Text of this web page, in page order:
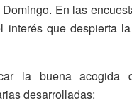
En las
interés que despierta
la buena acogida
desarrolladas: